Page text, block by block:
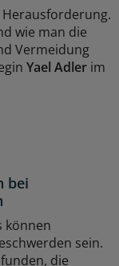
wie man die
Vermeidung
Yael Adler im
bei
können
sein.
die